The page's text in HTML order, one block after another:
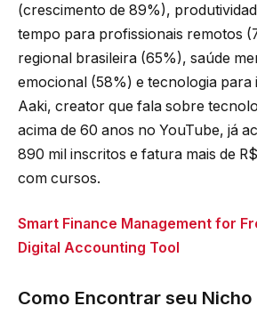
(crescimento de 89%),
tempo para profissionais remotos
regional brasileira (65%), saúde
emocional (58%) e tecnologia para
Aaki, creator que fala sobre
acima de 60 anos no YouTube, já
890 mil inscritos e fatura mais de
com cursos.
Smart Finance Management for
Digital Accounting Tool
Como Encontrar seu